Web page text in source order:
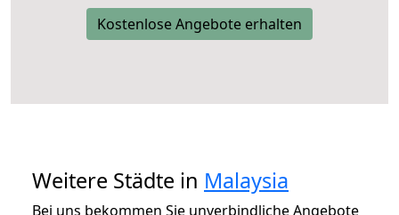
Kostenlose Angebote erhalten
Weitere Städte in Malaysia
Bei uns bekommen Sie unverbindliche Angebote